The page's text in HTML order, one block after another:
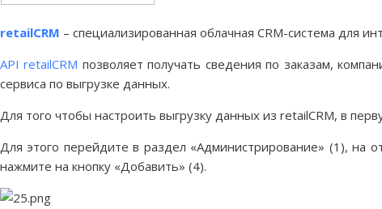
retailCRM – специализированная облачная CRM-система для
API retailCRM позволяет получать сведения по заказам,
сервиса по выгрузке данных.
Для того чтобы настроить выгрузку данных из retailCRM, в
Для этого перейдите в раздел «Администрирование» (1), на
нажмите на кнопку «Добавить» (4).